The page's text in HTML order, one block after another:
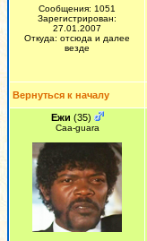
Сообщения: 1051
Зарегистрирован:
27.01.2007
Откуда: отсюда и далее
везде
Вернуться к началу
Ежи (35)
Сaa-guara